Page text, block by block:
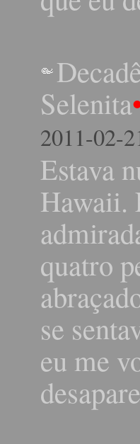
Selenita
2011-02-
Estava
Hawaii.
quatro
se
eu me